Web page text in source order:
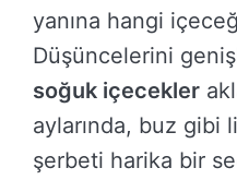
yanına hangi
Düşüncelerini
soğuk içecekler
aylarında, buz gibi
şerbeti harika bir